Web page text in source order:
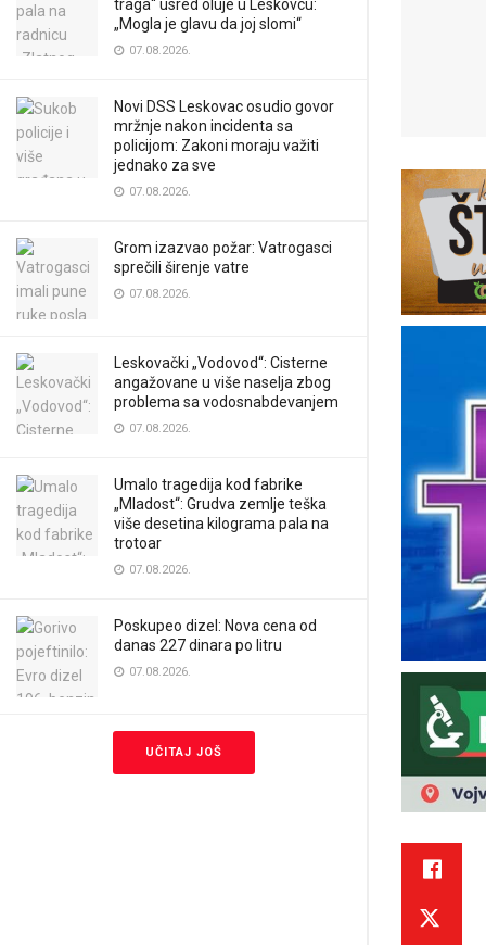
traga“ usred oluje u Leskovcu:
„Mogla je glavu da joj slomi“
07.08.2026.
Novi DSS Leskovac osudio govor
mržnje nakon incidenta sa
policijom: Zakoni moraju važiti
jednako za sve
07.08.2026.
Grom izazvao požar: Vatrogasci
sprečili širenje vatre
07.08.2026.
Leskovački „Vodovod“: Cisterne
angažovane u više naselja zbog
problema sa vodosnabdevanjem
07.08.2026.
Umalo tragedija kod fabrike
„Mladost“: Grudva zemlje teška
više desetina kilograma pala na
trotoar
07.08.2026.
Poskupeo dizel: Nova cena od
danas 227 dinara po litru
07.08.2026.
UČITAJ JOŠ